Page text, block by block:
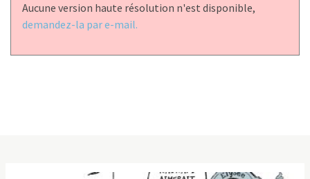
Aucune version haute résolution n'est disponible,
demandez-la par e-mail.